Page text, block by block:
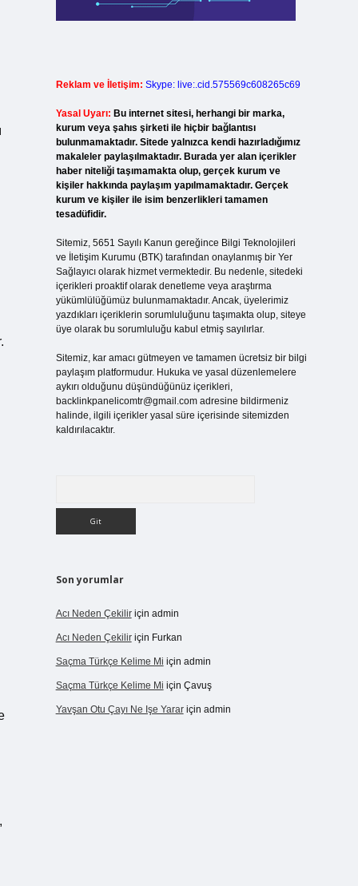
Reklam ve İletişim: Skype: live:.cid.575569c608265c69
Yasal Uyarı: Bu internet sitesi, herhangi bir marka,
kurum veya şahıs şirketi ile hiçbir bağlantısı
bulunmamaktadır. Sitede yalnızca kendi hazırladığımız
makaleler paylaşılmaktadır. Burada yer alan içerikler
haber niteliği taşımamakta olup, gerçek kurum ve
kişiler hakkında paylaşım yapılmamaktadır. Gerçek
kurum ve kişiler ile isim benzerlikleri tamamen
tesadüfidir.
Sitemiz, 5651 Sayılı Kanun gereğince Bilgi Teknolojileri
ve İletişim Kurumu (BTK) tarafından onaylanmış bir Yer
Sağlayıcı olarak hizmet vermektedir. Bu nedenle, sitedeki
içerikleri proaktif olarak denetleme veya araştırma
yükümlülüğümüz bulunmamaktadır. Ancak, üyelerimiz
yazdıkları içeriklerin sorumluluğunu taşımakta olup, siteye
üye olarak bu sorumluluğu kabul etmiş sayılırlar.
Sitemiz, kar amacı gütmeyen ve tamamen ücretsiz bir bilgi
paylaşım platformudur. Hukuka ve yasal düzenlemelere
aykırı olduğunu düşündüğünüz içerikleri,
backlinkpanelicomtr@gmail.comadresine bildirmeniz
halinde, ilgili içerikler yasal süre içerisinde sitemizden
kaldırılacaktır.
Son yorumlar
Acı Neden Çekiliriçin admin
Acı Neden Çekiliriçin Furkan
Saçma Türkçe Kelime Mi için admin
Saçma Türkçe Kelime Mi için Çavuş
Yavşan Otu Çayı Ne Işe Yarariçin admin